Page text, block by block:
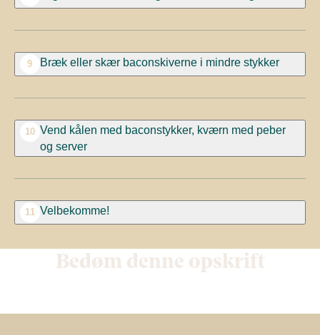
9 Bræk eller skær baconskiverne i mindre stykker
10 Vend kålen med baconstykker, kværn med peber
og server
11 Velbekomme!
Bedøm denne opskrift